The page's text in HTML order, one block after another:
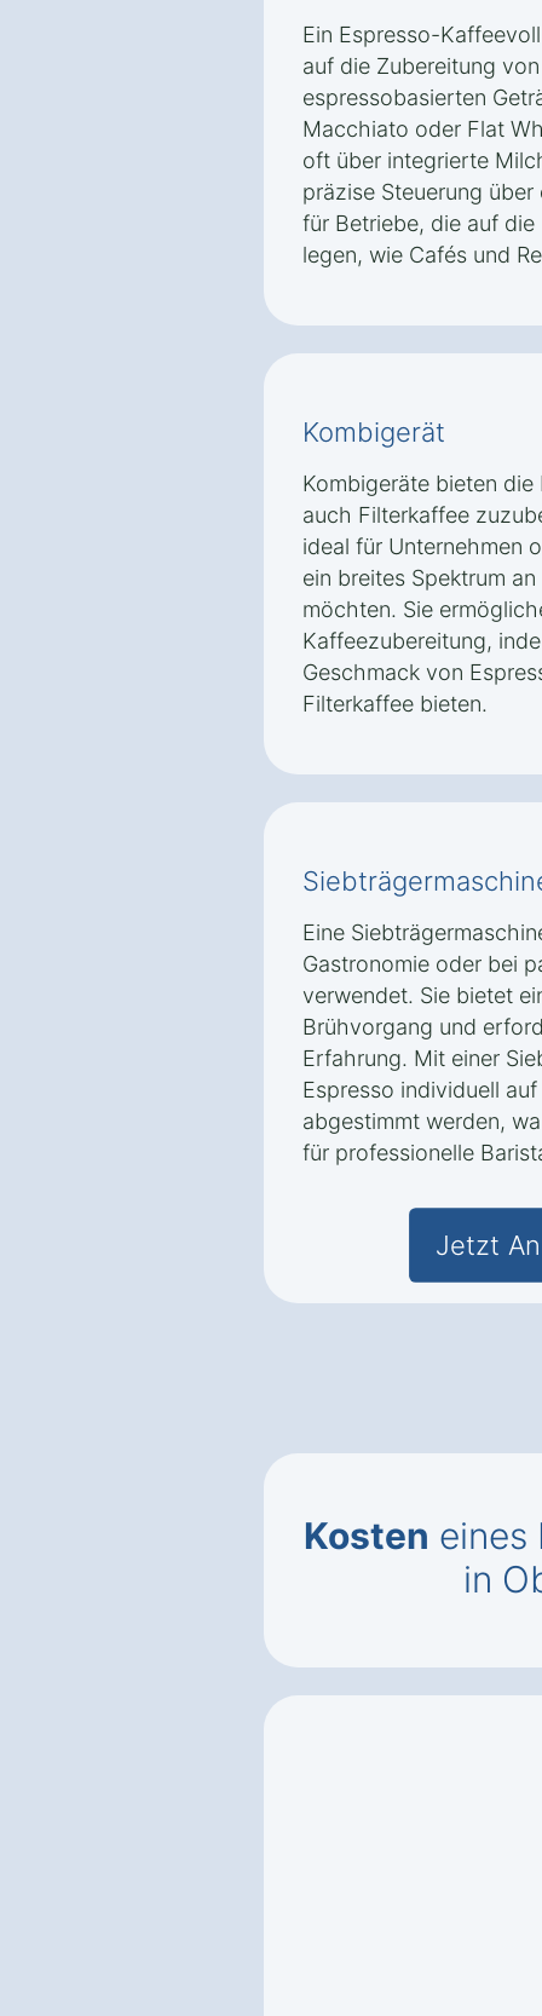
Ein Espresso-
auf die Zubereitung
espressobasierten
Macchiato oder Flat
oft über integrierte
präzise Steuerung
für Betriebe, die auf
legen, wie Cafés und
Kombigerät
Kombigeräte bieten
auch Filterkaffee
ideal für Unternehmen
ein breites Spektrum
möchten. Sie
Kaffeezubereitung,
Geschmack von
Filterkaffee bieten.
Eine
Gastronomie oder bei
verwendet. Sie bietet
Brühvorgang und
Erfahrung. Mit einer
Espresso individuell
abgestimmt werden,
für professionelle
Jetzt
Kosten eines
in